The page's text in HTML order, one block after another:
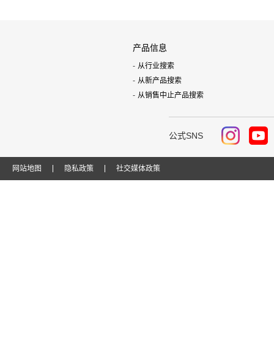
产品信息
从行业搜索
从新产品搜索
从销售中止产品搜索
公式SNS
网站地图 隐私政策 社交媒体政策